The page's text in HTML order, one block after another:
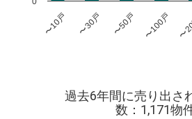
〜10戸 〜30戸 〜50戸 〜100戸 〜
過去6年間に売り出さ
数：1,171物